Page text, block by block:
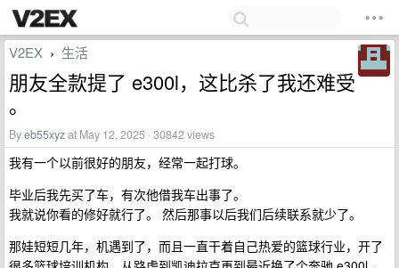
V2EX › 生活
朋友全款提了 e300l，这比杀了我还难受
。
Byeb55xyzat May 12, 2025 · 30842 views
我有一个以前很好的朋友，经常一起打球。
毕业后我先买了车，有次他借我车出事了。
我就说你看的修好就行了。 然后那事以后我们后续联系就少了。
那娃短短几年，机遇到了，而且一直干着自己热爱的篮球行业，开了